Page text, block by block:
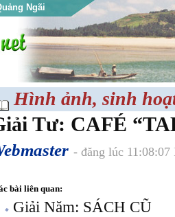
Ngãi
Hình ảnh, sinh
Tư: CAFÉ
- đăng lúc
bài liên quan:
Giải Năm: SÁCH CŨ